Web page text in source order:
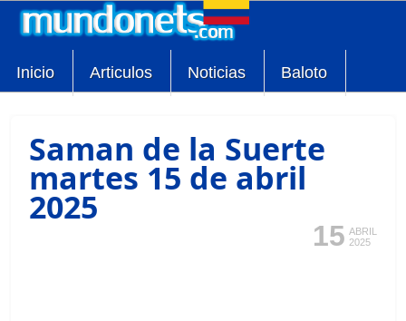
Inicio Articulos Noticias Baloto
Saman de la Suerte
martes 15 de abril
2025
15 ABRIL
2025